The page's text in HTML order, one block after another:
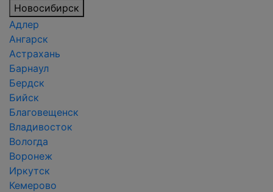
Новосибирск
Адлер
Ангарск
Астрахань
Барнаул
Бердск
Бийск
Благовещенск
Владивосток
Вологда
Воронеж
Иркутск
Кемерово